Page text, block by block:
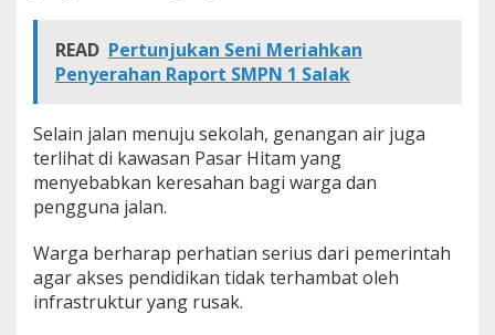
READ Pertunjukan Seni Meriahkan
Penyerahan Raport SMPN 1 Salak
Selain jalan menuju sekolah, genangan air juga
terlihat di kawasan Pasar Hitam yang
menyebabkan keresahan bagi warga dan
pengguna jalan.
Warga berharap perhatian serius dari pemerintah
agar akses pendidikan tidak terhambat oleh
infrastruktur yang rusak.